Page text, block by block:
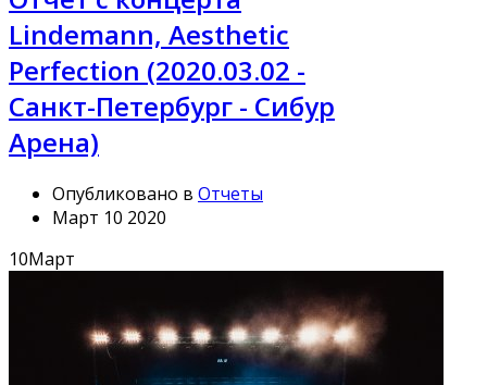
Lindemann, Aesthetic
Perfection (2020.03.02 -
Санкт-Петербург - Сибур
Арена)
Опубликовано в Отчеты
Март 10 2020
10Март